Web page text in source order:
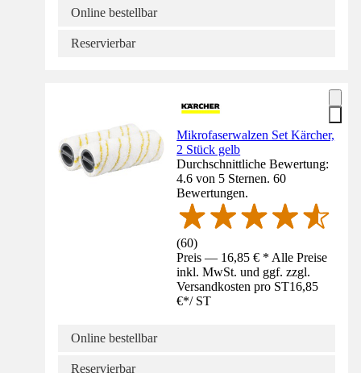
Online bestellbar
Reservierbar
Mikrofaserwalzen Set Kärcher,
2 Stück gelb
Durchschnittliche Bewertung:
4.6 von 5 Sternen. 60
Bewertungen.
(60)
Preis — 16,85 € * Alle Preise
inkl. MwSt. und ggf. zzgl.
Versandkosten pro ST16,85
€*/ ST
Online bestellbar
Reservierbar